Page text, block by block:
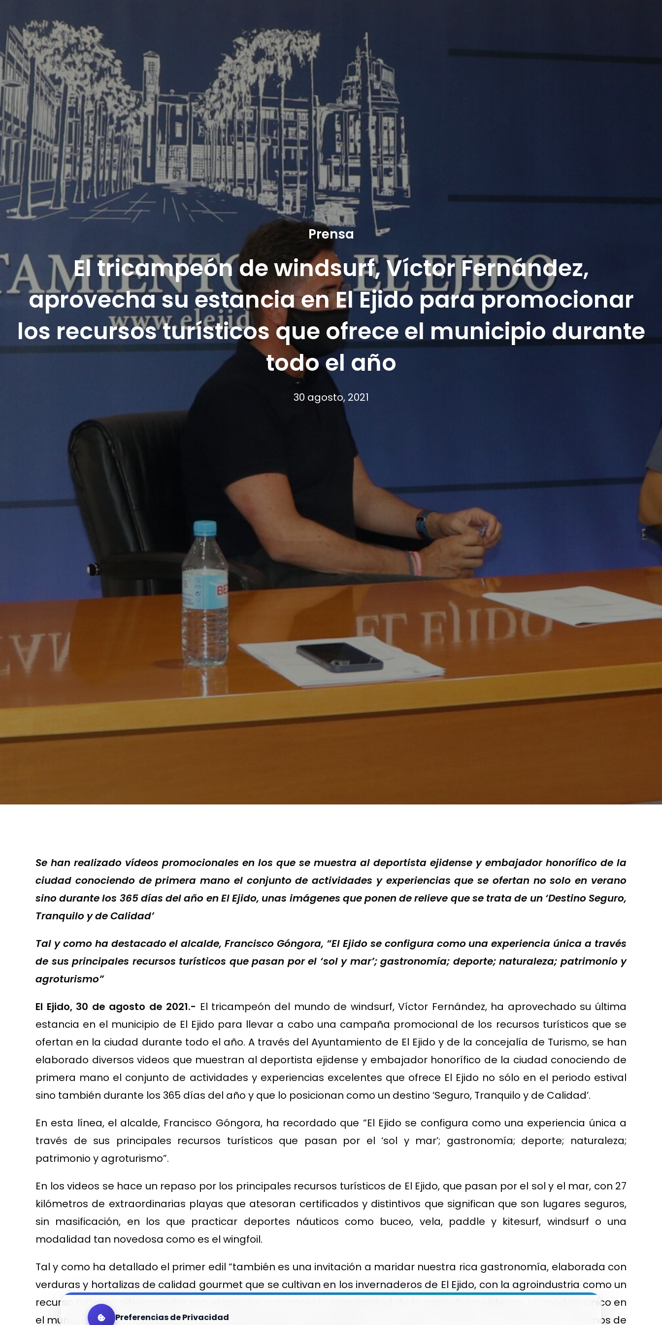
Prensa
El tricampeón de windsurf, Víctor Fernández,
aprovecha su estancia en El Ejido para promocionar
los recursos turísticos que ofrece el municipio durante
todo el año
30 agosto, 2021
Se han realizado vídeos promocionales en los que se muestra al deportista ejidense y embajador honorífico de la
ciudad conociendo de primera mano el conjunto de actividades y experiencias que se ofertan no solo en verano
sino durante los 365 días del año en El Ejido, unas imágenes que ponen de relieve que se trata de un ‘Destino Seguro,
Tranquilo y de Calidad’
Tal y como ha destacado el alcalde, Francisco Góngora, “El Ejido se configura como una experiencia única a través
de sus principales recursos turísticos que pasan por el ‘sol y mar’; gastronomía; deporte; naturaleza; patrimonio y
agroturismo”
El Ejido, 30 de agosto de 2021.- El tricampeón del mundo de windsurf, Víctor Fernández, ha aprovechado su última
estancia en el municipio de El Ejido para llevar a cabo una campaña promocional de los recursos turísticos que se
ofertan en la ciudad durante todo el año. A través del Ayuntamiento de El Ejido y de la concejalía de Turismo, se han
elaborado diversos videos que muestran al deportista ejidense y embajador honorífico de la ciudad conociendo de
primera mano el conjunto de actividades y experiencias excelentes que ofrece El Ejido no sólo en el periodo estival
sino también durante los 365 días del año y que lo posicionan como un destino ‘Seguro, Tranquilo y de Calidad’.
En esta línea, el alcalde, Francisco Góngora, ha recordado que “El Ejido se configura como una experiencia única a
través de sus principales recursos turísticos que pasan por el ‘sol y mar’; gastronomía; deporte; naturaleza;
patrimonio y agroturismo”.
En los videos se hace un repaso por los principales recursos turísticos de El Ejido, que pasan por el sol y el mar, con 27
kilómetros de extraordinarias playas que atesoran certificados y distintivos que significan que son lugares seguros,
sin masificación, en los que practicar deportes náuticos como buceo, vela, paddle y kitesurf, windsurf o una
modalidad tan novedosa como es el wingfoil.
Tal y como ha detallado el primer edil “también es una invitación a maridar nuestra rica gastronomía, elaborada con
verduras y hortalizas de calidad gourmet que se cultivan en los invernaderos de El Ejido, con la agroindustria como un
recurso turístico diferenciador con el que dar a conocer la singularidad de la agricultura ejidense, un modelo único en
el mundo que se caracteriza por su competitividad, sostenibilidad e innovación, apoyado en parámetros máximos de
Preferencias de Privacidad